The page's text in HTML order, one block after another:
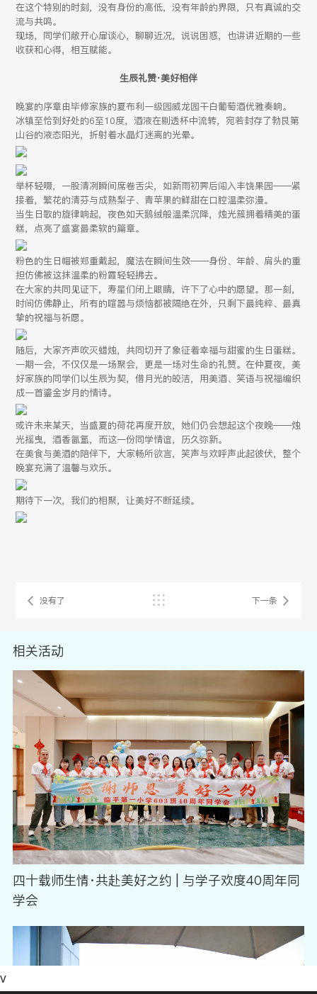
在这个特别的时刻，没有身份的高低，没有年龄的界限，只有真诚的交
流与共鸣。
现场，同学们敞开心扉谈心，聊聊近况，说说困惑，也讲讲近期的一些
收获和心得，相互赋能。
生辰礼赞·美好相伴
晚宴的序章由毕修家族的夏布利一级园威龙园干白葡萄酒优雅奏响。
冰镇至恰到好处的6至10度，酒液在剔透杯中流转，宛若封存了勃艮第
山谷的液态阳光，折射着水晶灯迷离的光晕。
举杯轻啜，一股清冽瞬间席卷舌尖，如新雨初霁后闯入丰饶果园——紧
接着，繁花的清芬与成熟梨子、青苹果的鲜甜在口腔温柔弥漫。
当生日歌的旋律响起，夜色如天鹅绒般温柔沉降，烛光簇拥着精美的蛋
糕，点亮了盛宴最柔软的篇章。
粉色的生日帽被郑重戴起，魔法在瞬间生效——身份、年龄、肩头的重
担仿佛被这抹温柔的粉霞轻轻拂去。
在大家的共同见证下，寿星们闭上眼睛，许下了心中的愿望。那一刻，
时间仿佛静止，所有的喧嚣与烦恼都被隔绝在外，只剩下最纯粹、最真
挚的祝福与祈愿。
随后，大家齐声吹灭蜡烛，共同切开了象征着幸福与甜蜜的生日蛋糕。
一期一会，不仅仅是一场聚会，更是一场对生命的礼赞。在仲夏夜，美
好家族的同学们以生辰为契，借月光的皎洁，用美酒、笑语与祝福编织
成一首鎏金岁月的情诗。
或许未来某天，当盛夏的荷花再度开放，她们仍会想起这个夜晚——烛
光摇曳，酒香氤氲，而这一份同学情谊，历久弥新。
在美食与美酒的陪伴下，大家畅所欲言，笑声与欢呼声此起彼伏，整个
晚宴充满了温馨与欢乐。
期待下一次，我们的相聚，让美好不断延续。
没有了 下一条
相关活动
四十载师生情·共赴美好之约 | 与学子欢度40周年同
学会
v